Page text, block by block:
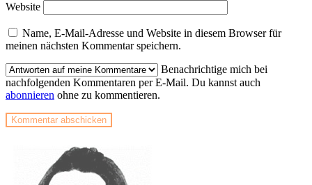
Website
Name, E-Mail-Adresse und Website in diesem Browser für
meinen nächsten Kommentar speichern.
Benachrichtige mich bei
nachfolgenden Kommentaren per E-Mail. Du kannst auch
abonnieren ohne zu kommentieren.